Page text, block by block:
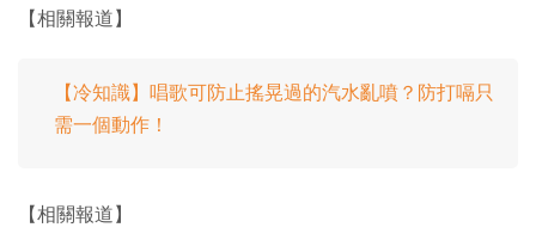
【相關報道】
【冷知識】唱歌可防止搖晃過的汽水亂噴？防打嗝只
需一個動作！
【相關報道】